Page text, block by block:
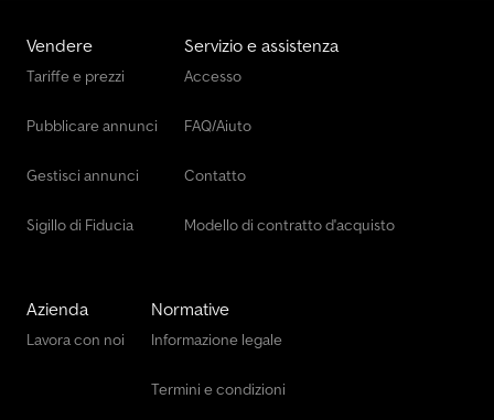
Vendere
Tariffe e prezzi
Pubblicare annunci
Gestisci annunci
Sigillo di Fiducia
Servizio e assistenza
Accesso
FAQ/Aiuto
Contatto
Modello di contratto d'acquisto
Azienda
Lavora con noi
Normative
Informazione legale
Termini e condizioni